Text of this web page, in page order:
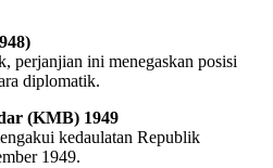
perjanjian ini menegaskan posisi
diplomatik.
(KMB) 1949
kedaulatan Republik
1949.